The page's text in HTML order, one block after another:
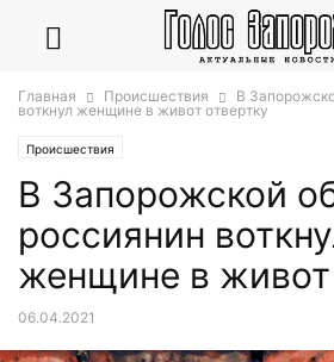
Главная Происшествия
В
воткнул женщине в живот отвертку
Происшествия
В Запорожской
россиянин
женщине в живот
06.04.2021